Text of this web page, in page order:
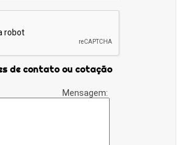
de contato ou cotação
Mensagem: